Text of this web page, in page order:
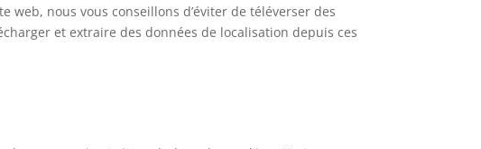
nous vous conseillons d’éviter de téléverser des
et extraire des données de localisation depuis ces